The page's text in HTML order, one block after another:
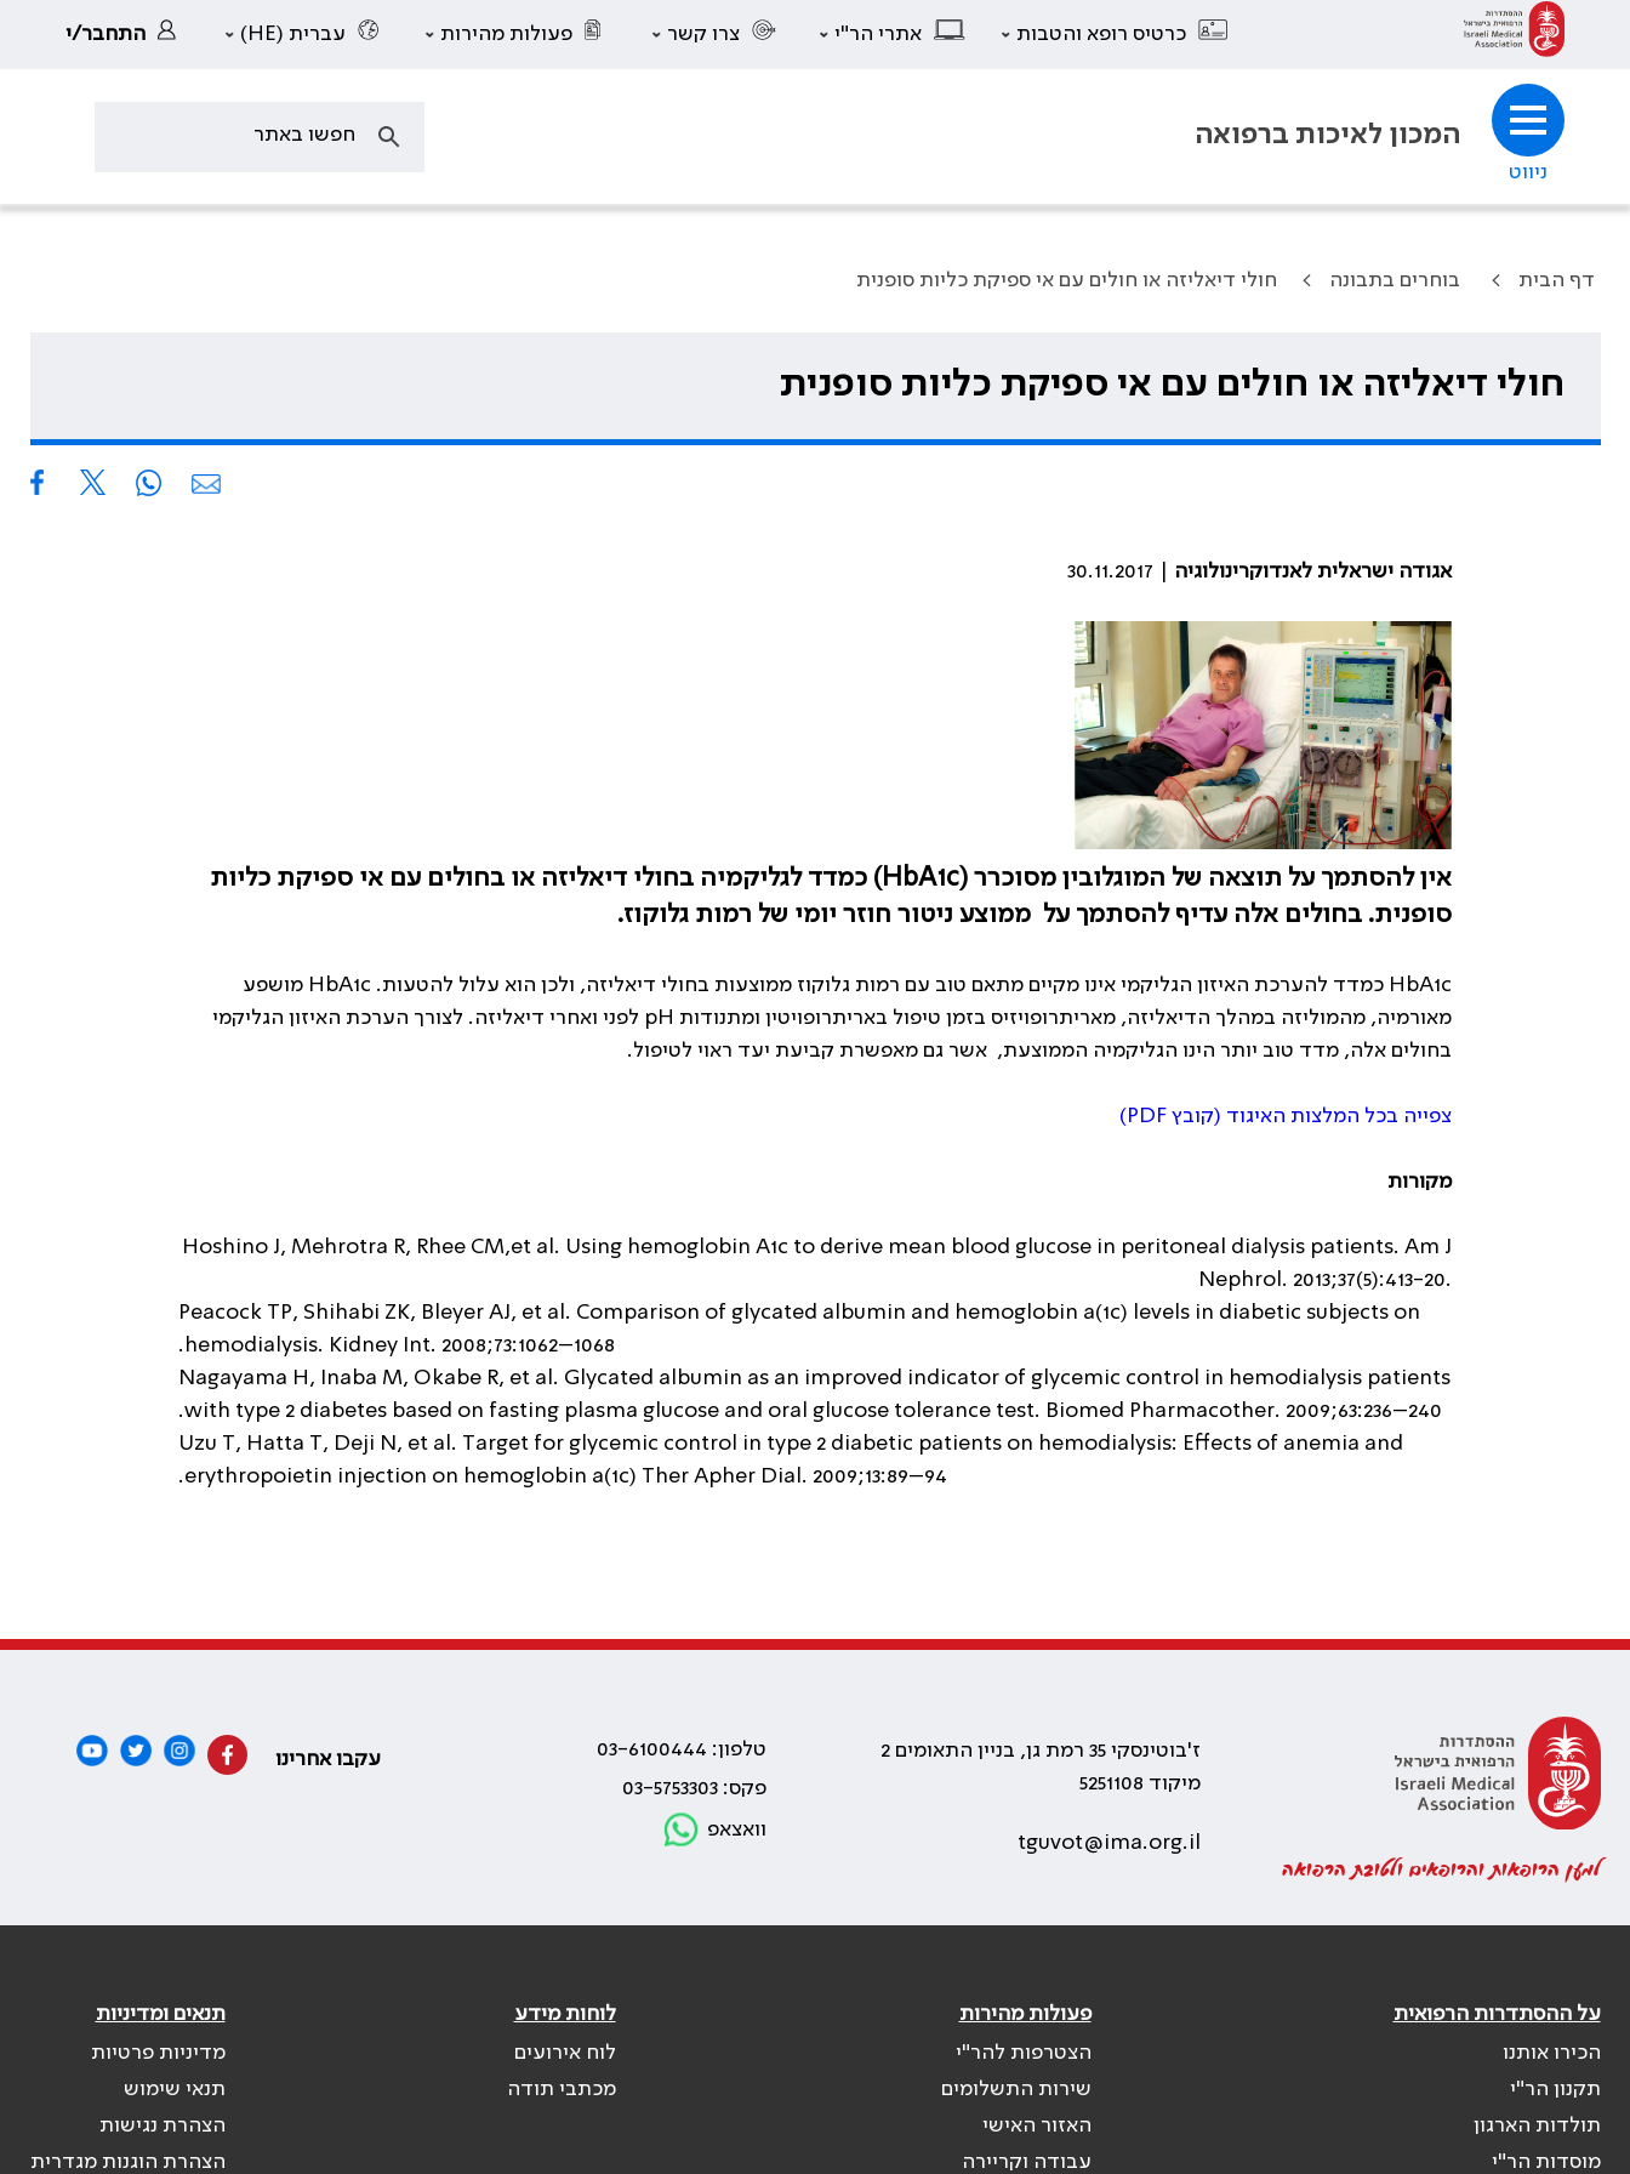
כרטיס רופא והטבות אתרי הר"י צרו קשר פעולות מהירות עברית (HE) התחבר/י
ניווט
המכון לאיכות ברפואה
דף הבית בוחרים בתבונה חולי דיאליזה או חולים עם אי ספיקת כליות סופנית
חולי דיאליזה או חולים עם אי ספיקת כליות סופנית
אגודה ישראלית לאנדוקרינולוגיה
אין להסתמך על תוצאה של המוגלובין מסוכרר (HbA1c) כמדד לגליקמיה בחולי דיאליזה או בחולים עם אי ספיקת כליות
סופנית. בחולים אלה עדיף להסתמך על ממוצע ניטור חוזר יומי של רמות גלוקוז.
HbA1c כמדד להערכת האיזון הגליקמי אינו מקיים מתאם טוב עם רמות גלוקוז ממוצעות בחולי דיאליזה, ולכן הוא עלול להטעות. HbA1c מושפע
מאורמיה, מהמוליזה במהלך הדיאליזה, מאריתרופויזיס בזמן טיפול באריתרופויטין ומתנודות pH לפני ואחרי דיאליזה. לצורך הערכת האיזון הגליקמי
בחולים אלה, מדד טוב יותר הינו הגליקמיה הממוצעת, אשר גם מאפשרת קביעת יעד ראוי לטיפול.
צפייה בכל המלצות האיגוד (קובץ PDF)
מקורות
Hoshino J, Mehrotra R, Rhee CM,et al. Using hemoglobin A1c to derive mean blood glucose in peritoneal dialysis patients. Am J
Nephrol. 2013;37(5):413-20.
Peacock TP, Shihabi ZK, Bleyer AJ, et al. Comparison of glycated albumin and hemoglobin a(1c) levels in diabetic subjects on
hemodialysis. Kidney Int. 2008;73:1062–1068.
Nagayama H, Inaba M, Okabe R, et al. Glycated albumin as an improved indicator of glycemic control in hemodialysis patients
with type 2 diabetes based on fasting plasma glucose and oral glucose tolerance test. Biomed Pharmacother. 2009;63:236–240.
Uzu T, Hatta T, Deji N, et al. Target for glycemic control in type 2 diabetic patients on hemodialysis: Effects of anemia and
erythropoietin injection on hemoglobin a(1c) Ther Apher Dial. 2009;13:89–94.
למען הרופאות והרופאים ולטובת הרפואה
ז'בוטינסקי 35 רמת גן, בניין התאומים 2
מיקוד 5251108
tguvot@ima.org.il
טלפון: 03-6100444
פקס: 03-5753303
וואצאפ
עקבו אחרינו
על ההסתדרות הרפואית
הכירו אותנו
תקנון הר"י
תולדות הארגון
מוסדות הר"י
פעולות מהירות
הצטרפות להר"י
שירות התשלומים
האזור האישי
עבודה וקריירה
לוחות מידע
לוח אירועים
מכתבי תודה
תנאים ומדיניות
מדיניות פרטיות
תנאי שימוש
הצהרת נגישות
הצהרת הוגנות מגדרית